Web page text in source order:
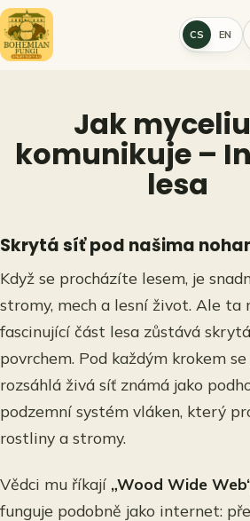
Přeskočit
na
obsah
CS EN
Jak
komunikuje –
lesa
Skrytá síť pod našima
Když se procházíte lesem, je
stromy, mech a lesní život. Ale ta
fascinující část lesa zůstává
povrchem. Pod každým krokem
rozsáhlá živá síť známá jako
podzemní systém vláken, který
rostliny a stromy.
Vědci mu říkají „Wood Wide
funguje podobně jako internet: